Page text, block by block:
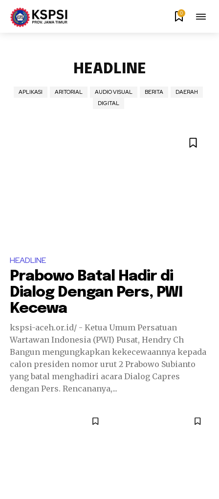
0
HEADLINE
APLIKASI ARITORIAL AUDIO VISUAL BERITA
DAERAH
DIGITAL
HEADLINE
Prabowo Batal Hadir di
Dialog Dengan Pers, PWI
Kecewa
kspsi-aceh.or.id/ - Ketua Umum Persatuan
Wartawan Indonesia (PWI) Pusat, Hendry Ch
Bangun mengungkapkan kekecewaannya kepada
calon presiden nomor urut 2 Prabowo Subianto
yang batal menghadiri acara Dialog Capres
dengan Pers. Rencananya,...